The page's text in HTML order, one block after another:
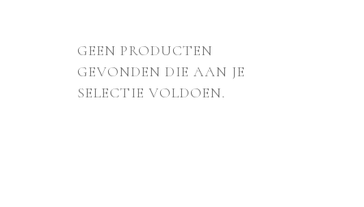
GEEN PRODUCTEN
GEVONDEN DIE AAN JE
SELECTIE VOLDOEN.